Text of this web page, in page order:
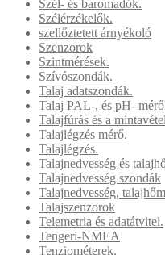
Szél- és baromadók.
Szélérzékelők.
szellőztetett árnyékoló
Szenzorok
Szintmérések.
Szívószondák.
Talaj adatszondák.
Talaj PAL-, és pH-
Talajfúrás és a
Talajlégzés mérő.
Talajlégzés.
Talajnedvesség és
Talajnedvesség szondák
Talajnedvesség,
Talajszenzorok
Telemetria és adatátvitel.
Tengeri-NMEA
Tenziométerek.